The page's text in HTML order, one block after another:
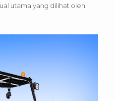
utama yang dilihat oleh